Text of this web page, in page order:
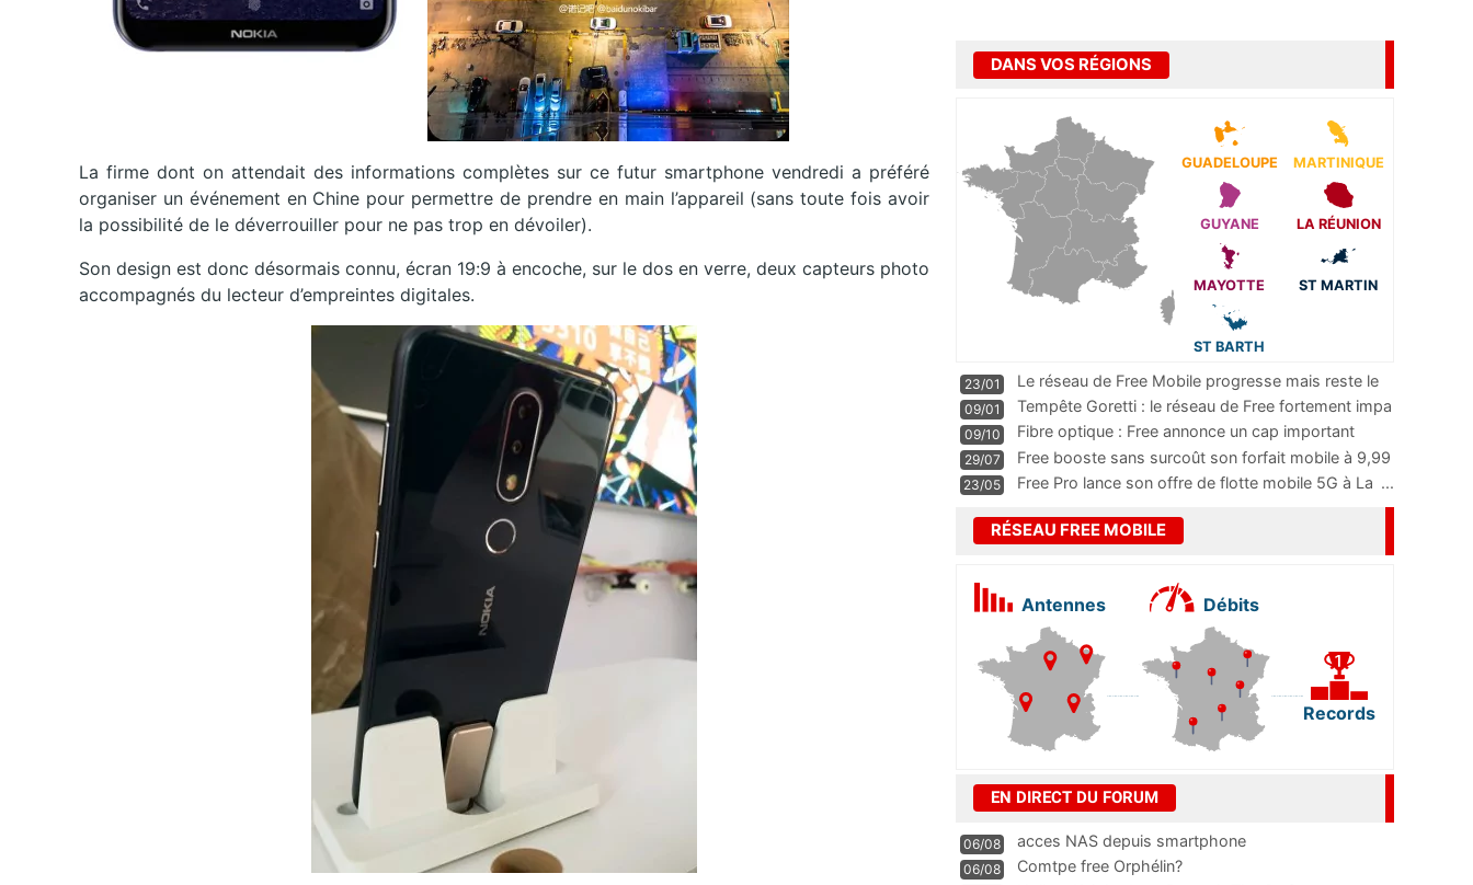
La firme dont on attendait des informations complètes sur ce futur smartphone vendredi a préféré
organiser un événement en Chine pour permettre de prendre en main l’appareil (sans toute fois avoir
la possibilité de le déverrouiller pour ne pas trop en dévoiler).
Son design est donc désormais connu, écran 19:9 à encoche, sur le dos en verre, deux capteurs photo
accompagnés du lecteur d’empreintes digitales.
DANS VOS RÉGIONS
GUADELOUPE MARTINIQUE
GUYANE LA RÉUNION
MAYOTTE ST MARTIN
ST BARTH
23/01
Le réseau de Free Mobile progresse mais reste le
m
...
09/01
Tempête Goretti : le réseau de Free fortement impa
09/10
Fibre optique : Free annonce un cap important
pass
...
29/07
Free booste sans surcoût son forfait mobile à 9,99
23/05 Free Pro lance son offre de flotte mobile 5G à La ...
RÉSEAU FREE MOBILE
Antennes Débits
Records
EN DIRECT DU FORUM
06/08 acces NAS depuis smartphone
06/08 Comtpe free Orphélin?